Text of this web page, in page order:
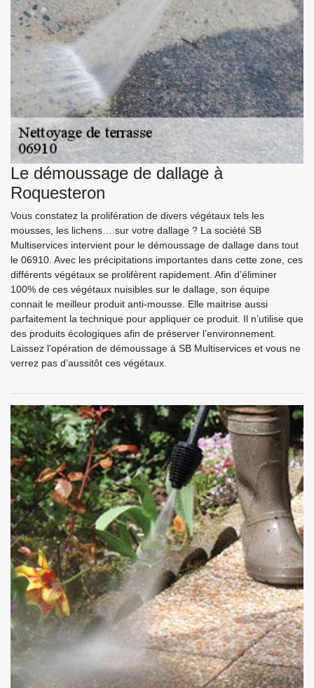
Le démoussage de dallage à
Roquesteron
Vous constatez la prolifération de divers végétaux tels les
mousses, les lichens… sur votre dallage ? La société SB
Multiservices intervient pour le démoussage de dallage dans tout
le 06910. Avec les précipitations importantes dans cette zone, ces
différents végétaux se prolifèrent rapidement. Afin d’éliminer
100% de ces végétaux nuisibles sur le dallage, son équipe
connait le meilleur produit anti-mousse. Elle maitrise aussi
parfaitement la technique pour appliquer ce produit. Il n’utilise que
des produits écologiques afin de préserver l’environnement.
Laissez l’opération de démoussage à SB Multiservices et vous ne
verrez pas d’aussitôt ces végétaux.